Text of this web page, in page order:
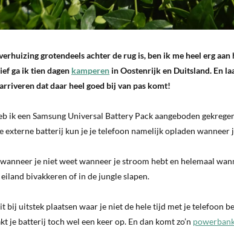
grotendeels achter de rug is, ben ik me heel erg
ga ik tien dagen kamperen in Oostenrijk en Duitsland. En
dat daar heel goed bij van pas komt!
ik een Samsung Universal Battery Pack aangeboden
externe batterij kun je je telefoon namelijk opladen wanneer
je niet weet wanneer je stroom hebt en helemaal
bivakkeren of in de jungle slapen.
bij uitstek plaatsen waar je niet de hele tijd met je telefoon
je batterij toch wel een keer op. En dan komt zo’n